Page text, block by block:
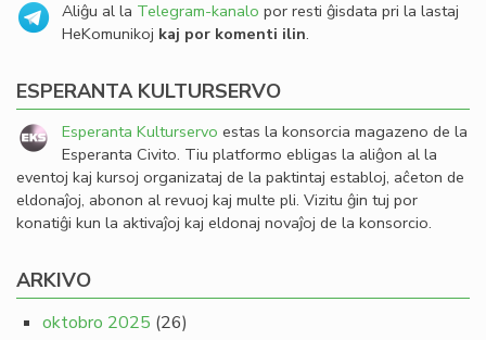
Aliĝu al la Telegram-kanalo por resti ĝisdata pri la lastaj
HeKomunikoj kaj por komenti ilin.
ESPERANTA KULTURSERVO
Esperanta Kulturservo estas la konsorcia magazeno de la
Esperanta Civito. Tiu platformo ebligas la aliĝon al la
eventoj kaj kursoj organizataj de la paktintaj establoj, aĉeton de
eldonaĵoj, abonon al revuoj kaj multe pli. Vizitu ĝin tuj por
konatiĝi kun la aktivaĵoj kaj eldonaj novaĵoj de la konsorcio.
ARKIVO
oktobro 2025 (26)